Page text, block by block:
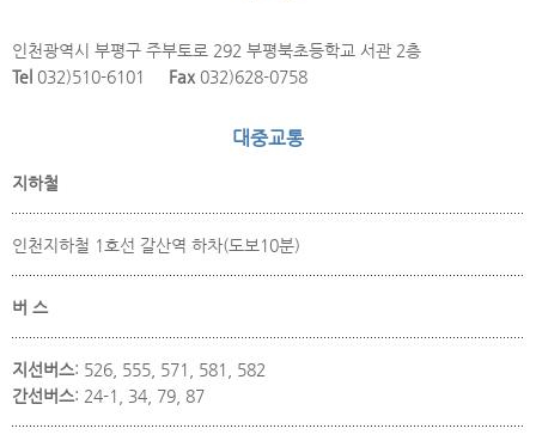
인천광역시 부평구 주부토로 292 부평북초등학교 서관 2층
Tel 032)510-6101 Fax 032)628-0758
대중교통
지하철
인천지하철 1호선 갈산역 하차(도보10분)
버 스
지선버스: 526, 555, 571, 581, 582
간선버스: 24-1, 34, 79, 87